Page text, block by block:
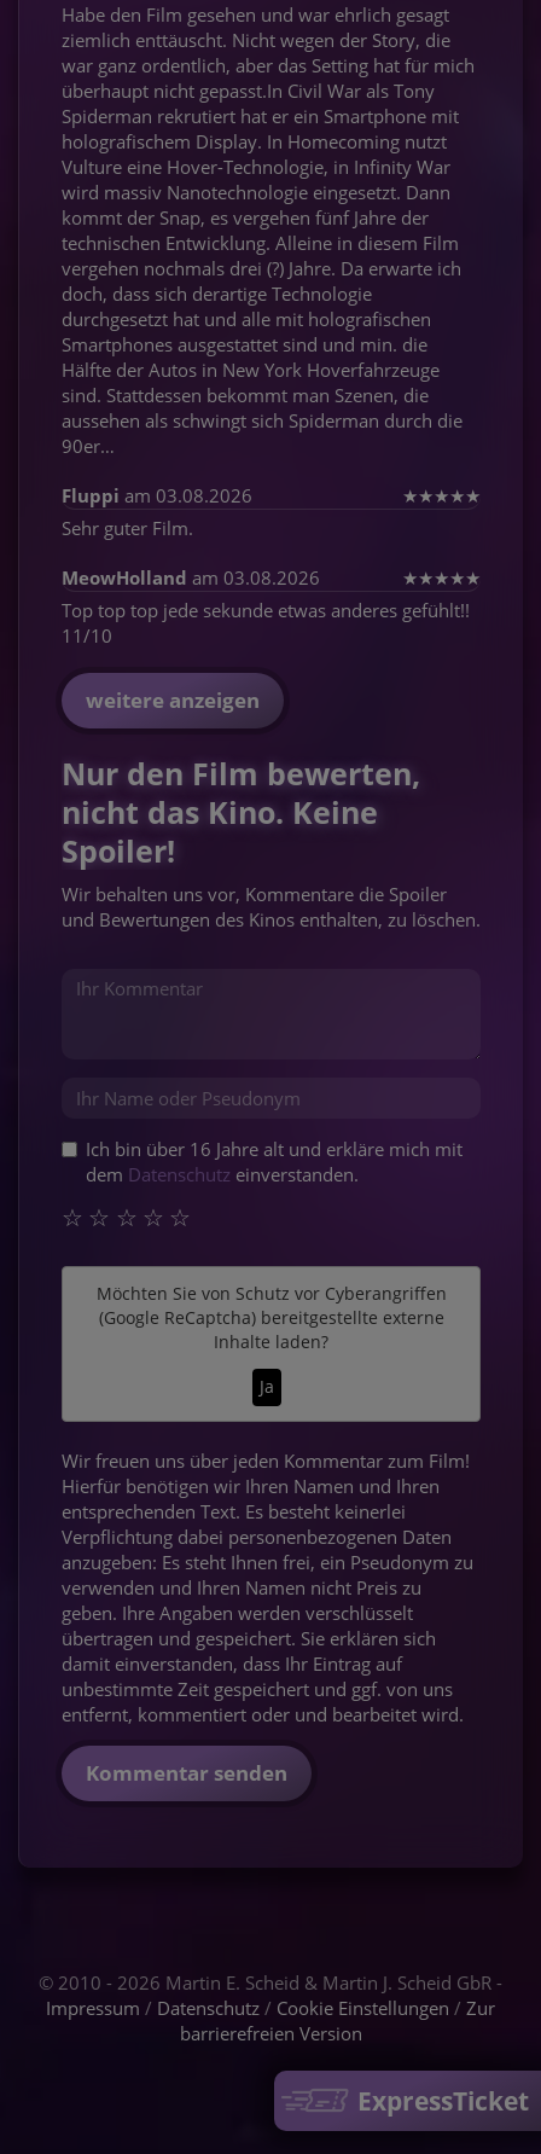
ExpressTicket
Habe den Film gesehen und war ehrlich gesagt
ziemlich enttäuscht. Nicht wegen der Story, die
war ganz ordentlich, aber das Setting hat für mich
überhaupt nicht gepasst.In Civil War als Tony
Spiderman rekrutiert hat er ein Smartphone mit
holografischem Display. In Homecoming nutzt
Vulture eine Hover-Technologie, in Infinity War
wird massiv Nanotechnologie eingesetzt. Dann
kommt der Snap, es vergehen fünf Jahre der
technischen Entwicklung. Alleine in diesem Film
vergehen nochmals drei (?) Jahre. Da erwarte ich
doch, dass sich derartige Technologie
durchgesetzt hat und alle mit holografischen
Smartphones ausgestattet sind und min. die
Hälfte der Autos in New York Hoverfahrzeuge
sind. Stattdessen bekommt man Szenen, die
aussehen als schwingt sich Spiderman durch die
90er…
Fluppi am 03.08.2026 ★★★★★
Sehr guter Film.
MeowHolland am 03.08.2026 ★★★★★
Top top top jede sekunde etwas anderes gefühlt!!
11/10
weitere anzeigen
Nur den Film bewerten,
nicht das Kino. Keine
Spoiler!
Wir behalten uns vor, Kommentare die Spoiler
und Bewertungen des Kinos enthalten, zu löschen.
Ich bin über 16 Jahre alt und erkläre mich mit
dem Datenschutz einverstanden.
☆
☆
☆
☆
☆
Möchten Sie von Schutz vor Cyberangriffen
(Google ReCaptcha)bereitgestellte externe
Inhalte laden?
Ja
Wir freuen uns über jeden Kommentar zum Film!
Hierfür benötigen wir Ihren Namen und Ihren
entsprechenden Text. Es besteht keinerlei
Verpflichtung dabei personenbezogenen Daten
anzugeben: Es steht Ihnen frei, ein Pseudonym zu
verwenden und Ihren Namen nicht Preis zu
geben. Ihre Angaben werden verschlüsselt
übertragen und gespeichert. Sie erklären sich
damit einverstanden, dass Ihr Eintrag auf
unbestimmte Zeit gespeichert und ggf. von uns
entfernt, kommentiert oder und bearbeitet wird.
Kommentar senden
© 2010 - 2026 Martin E. Scheid & Martin J. Scheid GbR -
Impressum / Datenschutz / Cookie Einstellungen / Zur
barrierefreien Version